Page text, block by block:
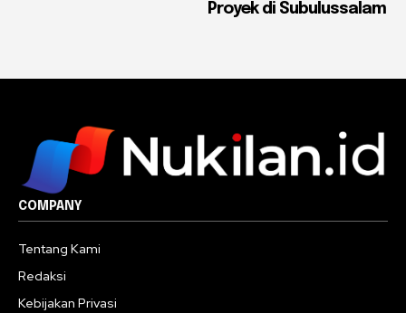
Proyek di Subulussalam
COMPANY
Tentang Kami
Redaksi
Kebijakan Privasi